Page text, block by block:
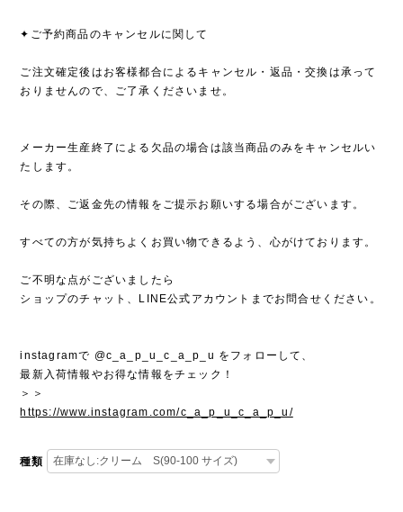
✦ご予約商品のキャンセルに関して
ご注文確定後はお客様都合によるキャンセル・返品・交換は承って
おりませんので、ご了承くださいませ。
メーカー生産終了による欠品の場合は該当商品のみをキャンセルい
たします。
その際、ご返金先の情報をご提示お願いする場合がございます。
すべての方が気持ちよくお買い物できるよう、心がけております。
ご不明な点がございましたら
ショップのチャット、LINE公式アカウントまでお問合せください。
instagramで @c_a_p_u_c_a_p_u をフォローして、
最新入荷情報やお得な情報をチェック！
＞＞
https://www.instagram.com/c_a_p_u_c_a_p_u/
種類